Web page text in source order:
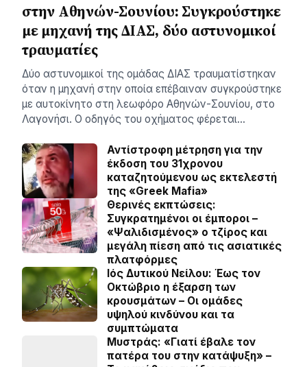
στην Αθηνών-Σουνίου: Συγκρούστηκε
με μηχανή της ΔΙΑΣ, δύο αστυνομικοί
τραυματίες
Δύο αστυνομικοί της ομάδας ΔΙΑΣ τραυματίστηκαν
όταν η μηχανή στην οποία επέβαιναν συγκρούστηκε
με αυτοκίνητο στη λεωφόρο Αθηνών-Σουνίου, στο
Λαγονήσι. Ο οδηγός του οχήματος φέρεται…
Αντίστροφη μέτρηση για την
έκδοση του 31χρονου
καταζητούμενου ως εκτελεστή
της «Greek Mafia»
Θερινές εκπτώσεις:
Συγκρατημένοι οι έμποροι –
«Ψαλιδισμένος» ο τζίρος και
μεγάλη πίεση από τις ασιατικές
πλατφόρμες
Ιός Δυτικού Νείλου: Έως τον
Οκτώβριο η έξαρση των
κρουσμάτων – Οι ομάδες
υψηλού κινδύνου και τα
συμπτώματα
Μυστράς: «Γιατί έβαλε τον
πατέρα του στην κατάψυξη» –